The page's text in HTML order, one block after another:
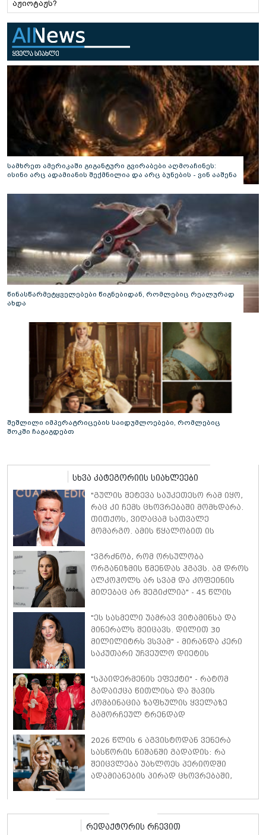
აჟიოტაჟს?
სამხრეთ ამერიკაში გიგანტური გვირაბები აღმოაჩინეს:
ისინი არც ადამიანის შექმნილია და არც ბუნების - ვინ ააშენა
წინასწარმეტყველებები წიგნებიდან, რომლებიც რეალურად
ახდა
შეშლილი იმპერატრიცების საიდუმლოებები, რომლებიც
შოკში ჩაგაგდებთ
სხვა კატეგორიის სიახლეები
"გულის შეტევა საუკეთესო რამ იყო,
რაც კი ჩემს ცხოვრებაში მომხდარა.
თითქოს, ვიღაცამ სათვალე
მომარგო. ამის წყალობით ის
ვერ ვამჩნევდი" - ანტონიო ბანდერასი
"ვგრძნობ, რომ ორსულობა
ორგანიზმის წმენდას ჰგავს. ამ დროს
ალკოჰოლს არ სვამ და კოფეინის
მიღებაც არ შეგიძლია" - 45 წლის
იშვიათ კომენტარს აკეთებს
"ეს სასმელი უამრავ ვიტამინსა და
მინერალს შეიცავს. დილით 30
მილილიტრს ვსვამ" - მირანდა კერი
საკუთარი უჩვეულო დიეტის
"სპაიდერმენის ეფექტი" - რატომ
გადაიქცა წითლისა და შავის
კომბინაცია ზაფხულის ყველაზე
გამორჩეულ ტრენდად
2026 წლის 6 აგვისტოდან ვენერა
სასწორის ნიშანში გადადის: რა
შეიცვლება უახლოეს პერიოდში
ადამიანების პირად ცხოვრებაში,
ურთიერთობებში
რედაქტორის რჩევით